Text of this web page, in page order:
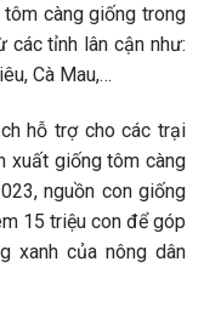
càng giống trong
các tỉnh lân cận như:
Cà Mau,…
hỗ trợ cho các trại
xuất giống tôm càng
nguồn con giống
15 triệu con để góp
xanh của nông dân